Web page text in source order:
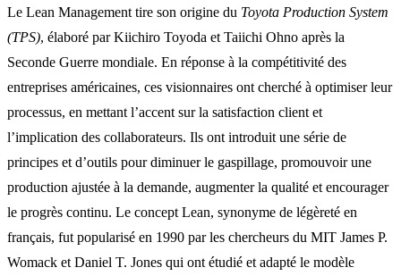
Le Lean Management tire son origine du Toyota Production System
(TPS), élaboré par Kiichiro Toyoda et Taiichi Ohno après la
Seconde Guerre mondiale. En réponse à la compétitivité des
entreprises américaines, ces visionnaires ont cherché à optimiser leur
processus, en mettant l’accent sur la satisfaction client et
l’implication des collaborateurs. Ils ont introduit une série de
principes et d’outils pour diminuer le gaspillage, promouvoir une
production ajustée à la demande, augmenter la qualité et encourager
le progrès continu. Le concept Lean, synonyme de légèreté en
français, fut popularisé en 1990 par les chercheurs du MIT James P.
Womack et Daniel T. Jones qui ont étudié et adapté le modèle